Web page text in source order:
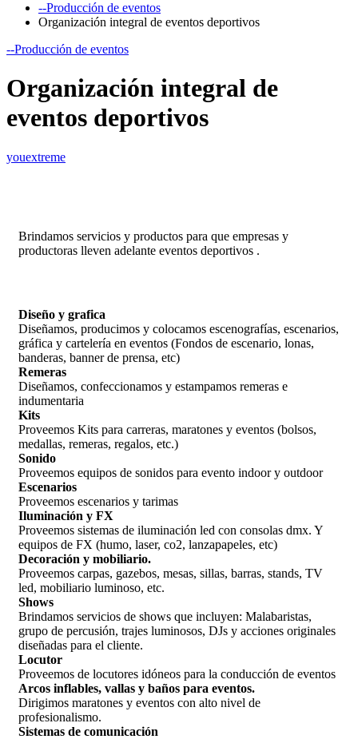
--Producción de eventos
Organización integral de eventos deportivos
--Producción de eventos
Organización integral de
eventos deportivos
youextreme
Brindamos servicios y productos para que empresas y
productoras lleven adelante eventos deportivos .
Diseño y grafica
Diseñamos, producimos y colocamos escenografías, escenarios,
gráfica y cartelería en eventos (Fondos de escenario, lonas,
banderas, banner de prensa, etc)
Remeras
Diseñamos, confeccionamos y estampamos remeras e
indumentaria
Kits
Proveemos Kits para carreras, maratones y eventos (bolsos,
medallas, remeras, regalos, etc.)
Sonido
Proveemos equipos de sonidos para evento indoor y outdoor
Escenarios
Proveemos escenarios y tarimas
Iluminación y FX
Proveemos sistemas de iluminación led con consolas dmx. Y
equipos de FX (humo, laser, co2, lanzapapeles, etc)
Decoración y mobiliario.
Proveemos carpas, gazebos, mesas, sillas, barras, stands, TV
led, mobiliario luminoso, etc.
Shows
Brindamos servicios de shows que incluyen: Malabaristas,
grupo de percusión, trajes luminosos, DJs y acciones originales
diseñadas para el cliente.
Locutor
Proveemos de locutores idóneos para la conducción de eventos
Arcos inflables, vallas y baños para eventos.
Dirigimos maratones y eventos con alto nivel de
profesionalismo.
Sistemas de comunicación